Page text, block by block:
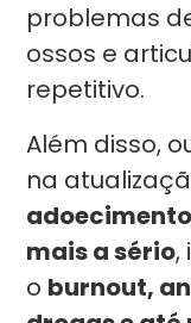
problemas
ossos e
repetitivo.
Além disso,
na
mais a sério,
o burnout,